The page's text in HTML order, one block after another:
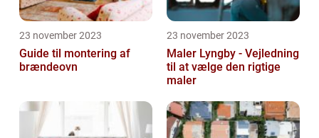
23 november 2023
Guide til montering af
brændeovn
23 november 2023
Maler Lyngby - Vejledning
til at vælge den rigtige
maler